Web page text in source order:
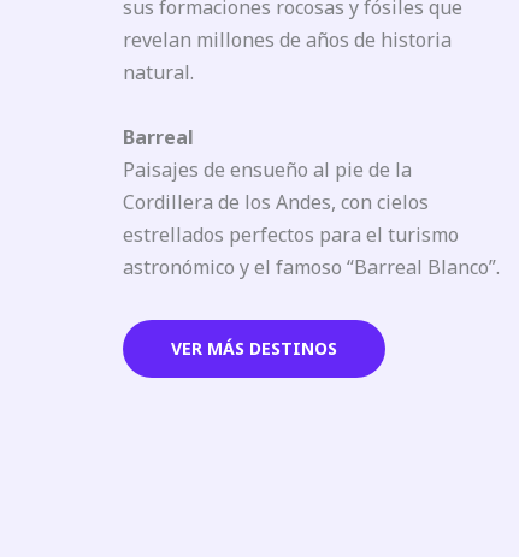
sus formaciones rocosas y fósiles que
revelan millones de años de historia
natural.
Barreal
Paisajes de ensueño al pie de la
Cordillera de los Andes, con cielos
estrellados perfectos para el turismo
astronómico y el famoso “Barreal Blanco”.
VER MÁS DESTINOS